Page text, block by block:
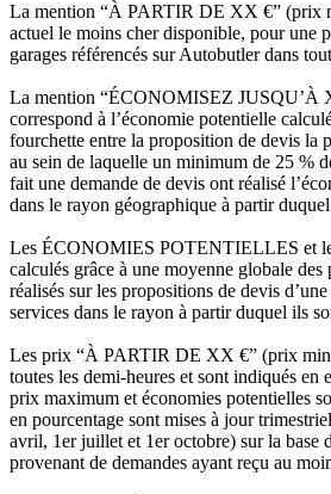
La mention “À PARTIR DE XX €” (prix
actuel le moins cher disponible, pour une
garages référencés sur Autobutler dans
La mention “ÉCONOMISEZ JUSQU’À
correspond à l’économie potentielle
fourchette entre la proposition de devis la
au sein de laquelle un minimum de 25 %
fait une demande de devis ont réalisé
dans le rayon géographique à partir
Les ÉCONOMIES POTENTIELLES et
calculés grâce à une moyenne globale des
réalisés sur les propositions de devis
services dans le rayon à partir duquel ils
Les prix “À PARTIR DE XX €” (prix
toutes les demi-heures et sont indiqués en
prix maximum et économies potentielles
en pourcentage sont mises à jour
avril, 1er juillet et 1er octobre) sur la base
provenant de demandes ayant reçu au